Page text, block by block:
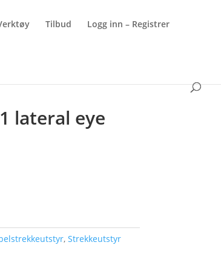
Tilbud Logg inn – Registrer
lateral eye
, Strekkeutstyr